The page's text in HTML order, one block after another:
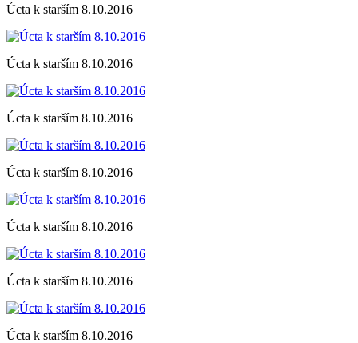
Úcta k starším 8.10.2016
Úcta k starším 8.10.2016
Úcta k starším 8.10.2016
Úcta k starším 8.10.2016
Úcta k starším 8.10.2016
Úcta k starším 8.10.2016
Úcta k starším 8.10.2016